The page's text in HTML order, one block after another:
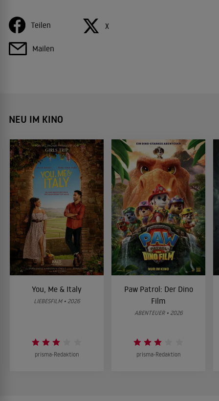
Teilen X
Mailen
NEU IM KINO
You, Me & Italy
LIEBESFILM • 2026
prisma-Redaktion
Paw Patrol: Der Dino
Film
ABENTEUER • 2026
prisma-Redaktion